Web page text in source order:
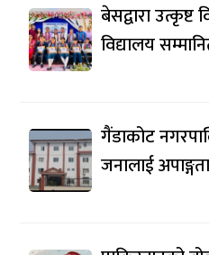
बेसद्वारा उत्कृष्ट
विद्यालय
गैंडाकोट
जनालाई